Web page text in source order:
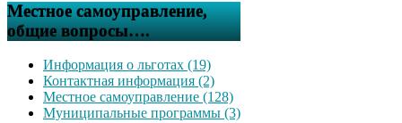
Местное самоуправление,
общие вопросы….
Информация о льготах (19)
Контактная информация (2)
Местное самоуправление (128)
Муниципальные программы (3)